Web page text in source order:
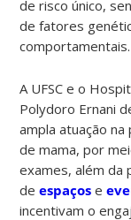
de risco único,
de fatores
comportamentais.
A UFSC e o
Polydoro Ernani
ampla atuação
de mama, por
exames, além da
deespaços e
incentivam o